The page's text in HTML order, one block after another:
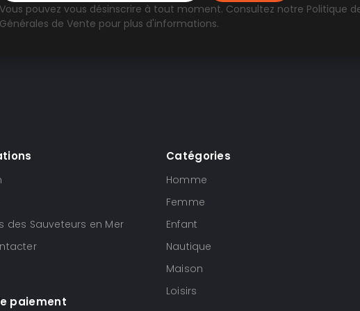
Vous pouvez vous désinscrire à tout moment. Consultez notre Politique
Générales de Vente pour plus d'informations.
des Sauveteurs en Mer
paiement
Catégories
Homme
Femme
Enfant
Nautique
Maison
Loisirs